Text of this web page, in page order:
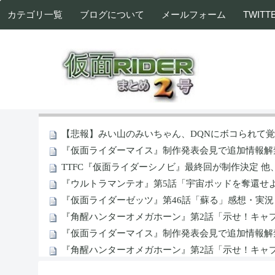
カテゴリ一覧 ブログについて メールフォーム